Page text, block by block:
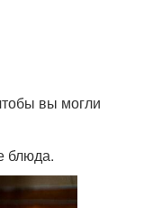
вы могли
блюда.